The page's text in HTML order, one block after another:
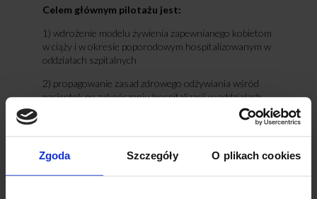
Zgoda Szczegóły O plikach cookies
Celem głównym pilotażu jest:
1) wdrożenie modelu żywienia zapewnianego kobietom
w ciąży i w okresie poporodowym hospitalizowanym w
oddziałach szpitalnych
2) propagowanie zasad zdrowego odżywiania wśród
pacjentek po zakończeniu hospitalizacji w oddziałach
Jednym z obowiązków realizatora wskazanego